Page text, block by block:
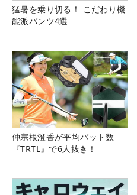
猛暑を乗り切る！ こだわり機
能派パンツ4選
仲宗根澄香が平均パット数
『TRTL』で6人抜き！